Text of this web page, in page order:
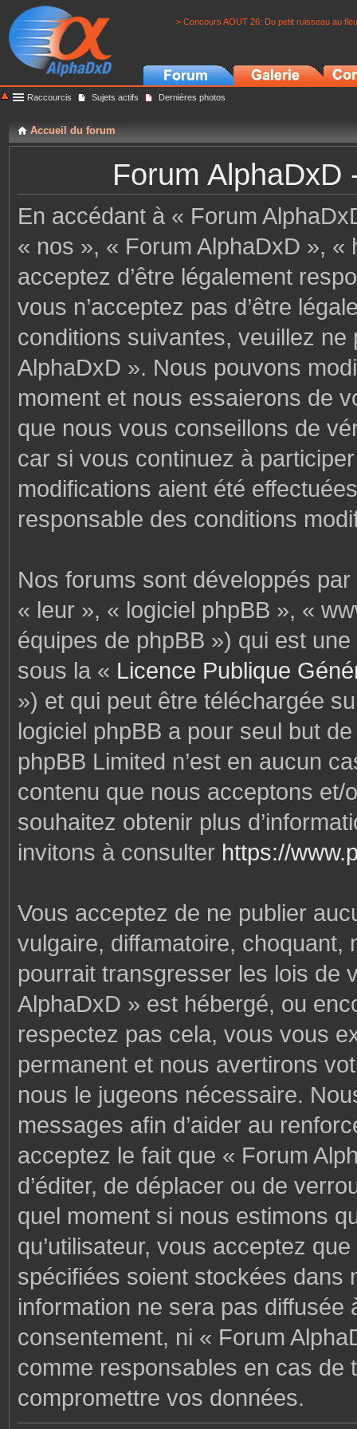
> Concours AOUT 26: Du petit ruisseau au
Raccourcis Sujets actifs Dernières photos
Accueil du forum
Forum AlphaDxD
En accédant à « Forum
« nos », « Forum AlphaDxD »,
acceptez d’être légalement
vous n’acceptez pas d’être
conditions suivantes, veuillez
AlphaDxD ». Nous pouvons
moment et nous essaierons de
que nous vous conseillons de
car si vous continuez à
modifications aient été
responsable des conditions
Nos forums sont développés
« leur », « logiciel phpBB », «
équipes de phpBB ») qui est
sous la « Licence Publique
») et qui peut être téléchargée
logiciel phpBB a pour seul but
phpBB Limited n’est en aucun
contenu que nous acceptons et/
souhaitez obtenir plus
invitons à consulter https://
Vous acceptez de ne publier
vulgaire, diffamatoire, choquant,
pourrait transgresser les lois de
AlphaDxD » est hébergé, ou
respectez pas cela, vous vous
permanent et nous avertirons
nous le jugeons nécessaire.
messages afin d’aider au
acceptez le fait que « Forum
d’éditer, de déplacer ou de
quel moment si nous estimons
qu’utilisateur, vous acceptez
spécifiées soient stockées dans
information ne sera pas
consentement, ni « Forum
comme responsables en cas de
compromettre vos données.